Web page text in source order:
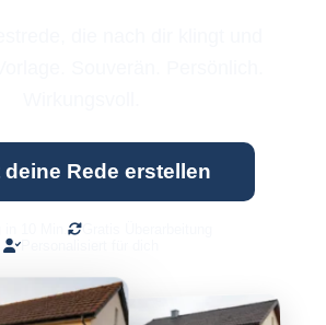
deine Rede erstellen
10 Min.
Gratis Überarbeitung